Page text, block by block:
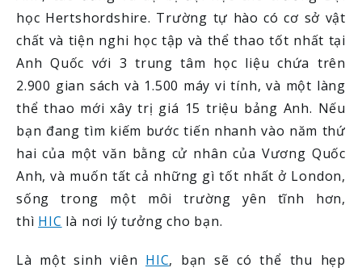
học Hertshordshire. Trường tự hào có cơ sở vật
chất và tiện nghi học tập và thể thao tốt nhất tại
Anh Quốc với 3 trung tâm học liệu chứa trên
2.900 gian sách và 1.500 máy vi tính, và một làng
thể thao mới xây trị giá 15 triệu bảng Anh. Nếu
bạn đang tìm kiếm bước tiến nhanh vào năm thứ
hai của một văn bằng cử nhân của Vương Quốc
Anh, và muốn tất cả những gì tốt nhất ở London,
sống trong một môi trường yên tĩnh hơn,
thì HIC là nơi lý tưởng cho bạn.
Là một sinh viên HIC, bạn sẽ có thể thu hẹp